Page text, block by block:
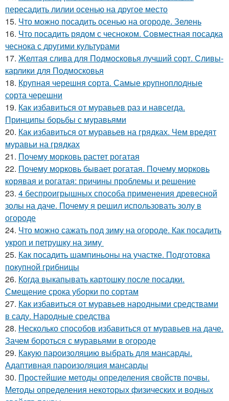
пересадить лилии осенью на другое место
15. Что можно посадить осенью на огороде. Зелень
16. Что посадить рядом с чесноком. Совместная посадка
чеснока с другими культурами
17. Желтая слива для Подмосковья лучший сорт. Сливы-
карлики для Подмосковья
18. Крупная черешня сорта. Самые крупноплодные
сорта черешни
19. Как избавиться от муравьев раз и навсегда.
Принципы борьбы с муравьями
20. Как избавиться от муравьев на грядках. Чем вредят
муравьи на грядках
21. Почему морковь растет рогатая
22. Почему морковь бывает рогатая. Почему морковь
корявая и рогатая: причины проблемы и решение
23. 4 беспроигрышных способа применения древесной
золы на даче. Почему я решил использовать золу в
огороде
24. Что можно сажать под зиму на огороде. Как посадить
укроп и петрушку на зиму
25. Как посадить шампиньоны на участке. Подготовка
покупной грибницы
26. Когда выкапывать картошку после посадки.
Смещение срока уборки по сортам
27. Как избавиться от муравьев народными средствами
в саду. Народные средства
28. Несколько способов избавиться от муравьев на даче.
Зачем бороться с муравьями в огороде
29. Какую пароизоляцию выбрать для мансарды.
Адаптивная пароизоляция мансарды
30. Простейшие методы определения свойств почвы.
Методы определения некоторых физических и водных